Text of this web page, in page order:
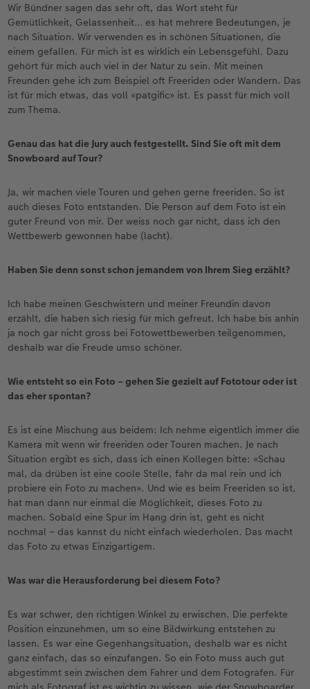
Wir Bündner sagen das sehr oft, das Wort steht für
Gemütlichkeit, Gelassenheit… es hat mehrere Bedeutungen, je
nach Situation. Wir verwenden es in schönen Situationen, die
einem gefallen. Für mich ist es wirklich ein Lebensgefühl. Dazu
gehört für mich auch viel in der Natur zu sein. Mit meinen
Freunden gehe ich zum Beispiel oft Freeriden oder Wandern. Das
ist für mich etwas, das voll «patgific» ist. Es passt für mich voll
zum Thema.
Genau das hat die Jury auch festgestellt. Sind Sie oft mit dem
Snowboard auf Tour?
Ja, wir machen viele Touren und gehen gerne freeriden. So ist
auch dieses Foto entstanden. Die Person auf dem Foto ist ein
guter Freund von mir. Der weiss noch gar nicht, dass ich den
Wettbewerb gewonnen habe (lacht).
Haben Sie denn sonst schon jemandem von Ihrem Sieg erzählt?
Ich habe meinen Geschwistern und meiner Freundin davon
erzählt, die haben sich riesig für mich gefreut. Ich habe bis anhin
ja noch gar nicht gross bei Fotowettbewerben teilgenommen,
deshalb war die Freude umso schöner.
Wie entsteht so ein Foto – gehen Sie gezielt auf Fototour oder ist
das eher spontan?
Es ist eine Mischung aus beidem: Ich nehme eigentlich immer die
Kamera mit wenn wir freeriden oder Touren machen. Je nach
Situation ergibt es sich, dass ich einen Kollegen bitte: «Schau
mal, da drüben ist eine coole Stelle, fahr da mal rein und ich
probiere ein Foto zu machen». Und wie es beim Freeriden so ist,
hat man dann nur einmal die Möglichkeit, dieses Foto zu
machen. Sobald eine Spur im Hang drin ist, geht es nicht
nochmal – das kannst du nicht einfach wiederholen. Das macht
das Foto zu etwas Einzigartigem.
Was war die Herausforderung bei diesem Foto?
Es war schwer, den richtigen Winkel zu erwischen. Die perfekte
Position einzunehmen, um so eine Bildwirkung entstehen zu
lassen. Es war eine Gegenhangsituation, deshalb war es nicht
ganz einfach, das so einzufangen. So ein Foto muss auch gut
abgestimmt sein zwischen dem Fahrer und dem Fotografen. Für